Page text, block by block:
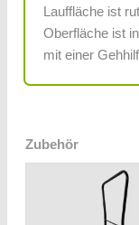
Lauffläche ist
Oberfläche ist
mit einer
Zubehör